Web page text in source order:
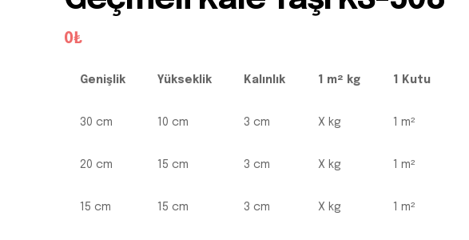
0₺
Genişlik Yükseklik Kalınlık 1 m² kg 1 Kutu
30 cm 10 cm 3 cm X kg 1 m²
20 cm 15 cm 3 cm X kg 1 m²
15 cm 15 cm 3 cm X kg 1 m²